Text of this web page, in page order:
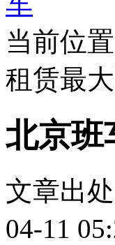
当前位置
租赁最
北京班
文章出
04-11